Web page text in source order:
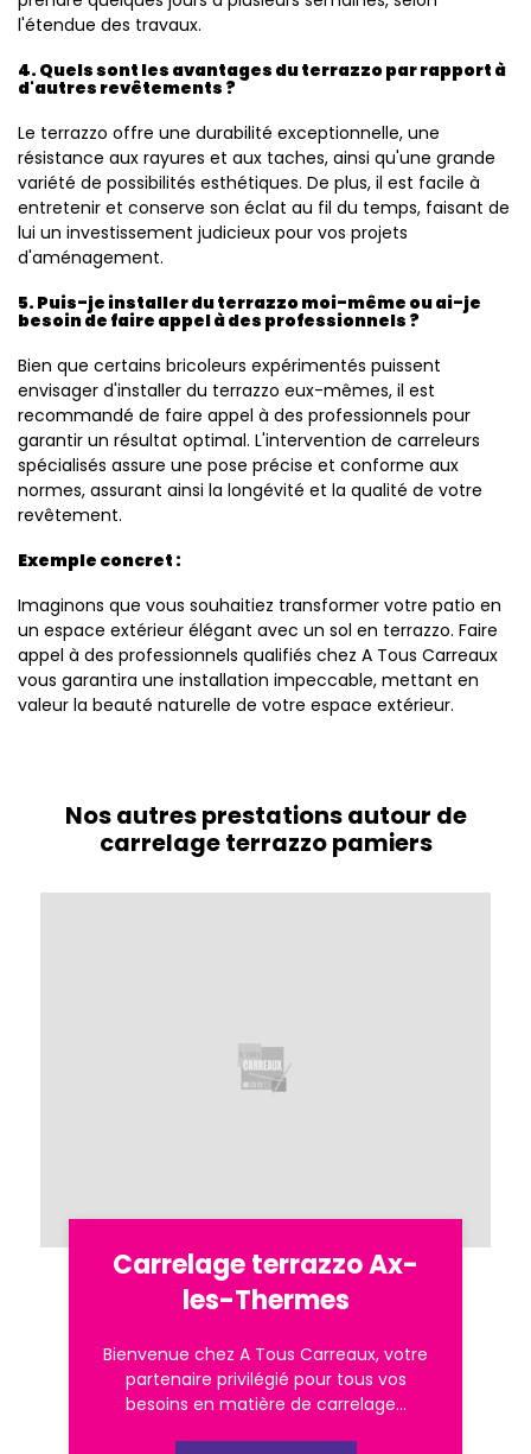
l'étendue des travaux.
4. Quels sont les avantages du terrazzo par rapport à
d'autres revêtements ?
Le terrazzo offre une durabilité exceptionnelle, une
résistance aux rayures et aux taches, ainsi qu'une grande
variété de possibilités esthétiques. De plus, il est facile à
entretenir et conserve son éclat au fil du temps, faisant de
lui un investissement judicieux pour vos projets
d'aménagement.
5. Puis-je installer du terrazzo moi-même ou ai-je
besoin de faire appel à des professionnels ?
Bien que certains bricoleurs expérimentés puissent
envisager d'installer du terrazzo eux-mêmes, il est
recommandé de faire appel à des professionnels pour
garantir un résultat optimal. L'intervention de carreleurs
spécialisés assure une pose précise et conforme aux
normes, assurant ainsi la longévité et la qualité de votre
revêtement.
Exemple concret :
Imaginons que vous souhaitiez transformer votre patio en
un espace extérieur élégant avec un sol en terrazzo. Faire
appel à des professionnels qualifiés chez A Tous Carreaux
vous garantira une installation impeccable, mettant en
valeur la beauté naturelle de votre espace extérieur.
Nos autres prestations autour de
carrelage terrazzo pamiers
Carrelage terrazzo Ax-
les-Thermes
Bienvenue chez A Tous Carreaux, votre
partenaire privilégié pour tous vos
besoins en matière de carrelage...